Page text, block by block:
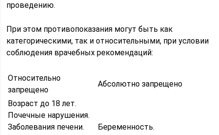
проведению.
При этом противопоказания могут быть как
категорическими, так и относительными, при условии
соблюдения врачебных рекомендаций:
Относительно
запрещено
Абсолютно запрещено
Возраст до 18 лет.
Почечные нарушения.
Заболевания печени.
Беременность.